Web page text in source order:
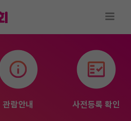
관람안내 사전등록 확인